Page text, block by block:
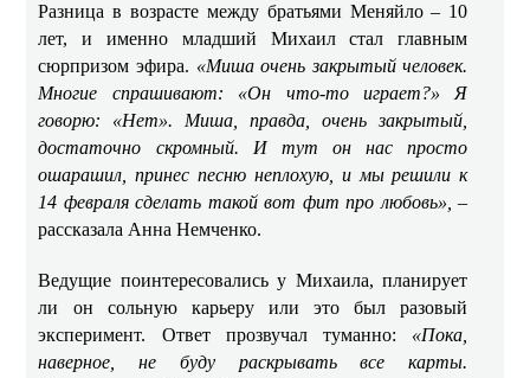
Разница в возрасте между братьями Меняйло – 10
лет, и именно младший Михаил стал главным
сюрпризом эфира. «Миша очень закрытый человек.
Многие спрашивают: «Он что-то играет?» Я
говорю: «Нет». Миша, правда, очень закрытый,
достаточно скромный. И тут он нас просто
ошарашил, принес песню неплохую, и мы решили к
14 февраля сделать такой вот фит про любовь»,–
рассказала Анна Немченко.
Ведущие поинтересовались у Михаила, планирует
ли он сольную карьеру или это был разовый
эксперимент. Ответ прозвучал туманно: «Пока,
наверное, не буду раскрывать все карты.